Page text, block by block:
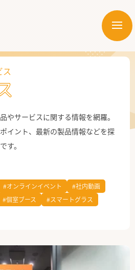
メ
ー
ス
やサービスに関する情報を網羅。
イント、最新の製品情報などを探
す。
#オンラインイベント
#社内動画
#個室ブース
#スマートグラス